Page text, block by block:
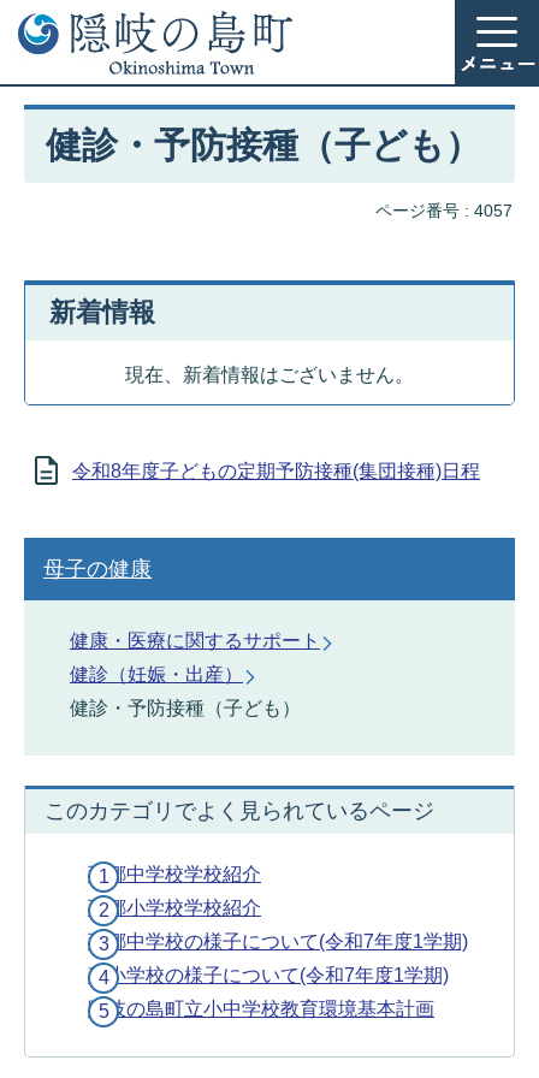
健診・予防接種（子ども）
ページ番号 : 4057
新着情報
現在、新着情報はございません。
令和8年度子どもの定期予防接種(集団接種)日程
母子の健康
健康・医療に関するサポート
健診（妊娠・出産）
健診・予防接種（子ども）
このカテゴリでよく見られているページ
西郷中学校学校紹介
西郷小学校学校紹介
西郷中学校の様子について(令和7年度1学期)
磯小学校の様子について(令和7年度1学期)
隠岐の島町立小中学校教育環境基本計画